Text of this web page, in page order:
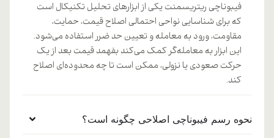
فیبوناچی ریتریسمنت یکی از ابزارهای تحلیل تکنیکال است
که برای شناسایی نواحی احتمالی اصلاح قیمت، حمایت،
مقاومت، ورود به معامله و تعیین حد ضرر استفاده می‌شود.
این ابزار به معامله‌گر کمک می‌کند بفهمد قیمت بعد از یک
حرکت صعودی یا نزولی، ممکن است تا چه محدوده‌ای اصلاح
کند.
نحوه رسم فیبوناچی اصلاحی چگونه است؟